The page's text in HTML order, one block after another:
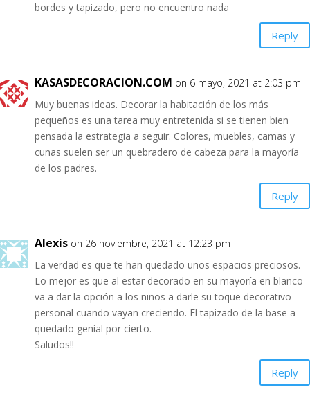
bordes y tapizado, pero no encuentro nada
Reply
KASASDECORACION.COM on 6 mayo, 2021 at 2:03 pm
Muy buenas ideas. Decorar la habitación de los más
pequeños es una tarea muy entretenida si se tienen bien
pensada la estrategia a seguir. Colores, muebles, camas y
cunas suelen ser un quebradero de cabeza para la mayoría
de los padres.
Reply
Alexis on 26 noviembre, 2021 at 12:23 pm
La verdad es que te han quedado unos espacios preciosos.
Lo mejor es que al estar decorado en su mayoría en blanco
va a dar la opción a los niños a darle su toque decorativo
personal cuando vayan creciendo. El tapizado de la base a
quedado genial por cierto.
Saludos!!
Reply